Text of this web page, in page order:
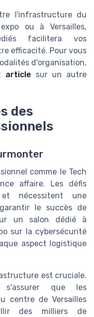
l'infrastructure du
ou à Versailles,
facilitera vos
efficacité. Pour vous
d'organisation,
article sur un autre
des
comme le Tech
affaire. Les défis
nécessitent une
le succès de
un salon dédié à
sur la cybersécurité
aspect logistique
est cruciale.
s'assurer que les
centre de Versailles
des milliers de